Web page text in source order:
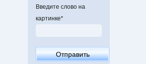
Введите слово на
картинке*